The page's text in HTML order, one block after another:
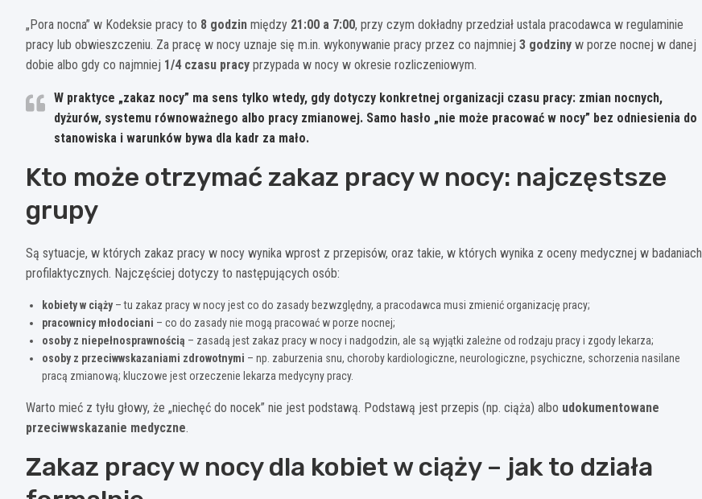
„Pora nocna” w Kodeksie pracy to 8 godzin między 21:00 a 7:00, przy czym dokładny przedział ustala pracodawca w regulaminie
pracy lub obwieszczeniu. Za pracę w nocy uznaje się m.in. wykonywanie pracy przez co najmniej 3 godziny w porze nocnej w danej
dobie albo gdy co najmniej 1/4 czasu pracy przypada w nocy w okresie rozliczeniowym.
W praktyce „zakaz nocy” ma sens tylko wtedy, gdy dotyczy konkretnej organizacji czasu pracy: zmian nocnych,
dyżurów, systemu równoważnego albo pracy zmianowej. Samo hasło „nie może pracować w nocy” bez odniesienia do
stanowiska i warunków bywa dla kadr za mało.
Kto może otrzymać zakaz pracy w nocy: najczęstsze
grupy
Są sytuacje, w których zakaz pracy w nocy wynika wprost z przepisów, oraz takie, w których wynika z oceny medycznej w badaniach
profilaktycznych. Najczęściej dotyczy to następujących osób:
kobiety w ciąży– tu zakaz pracy w nocy jest co do zasady bezwzględny, a pracodawca musi zmienić organizację pracy;
pracownicy młodociani – co do zasady nie mogą pracować w porze nocnej;
osoby z niepełnosprawnością – zasadą jest zakaz pracy w nocy i nadgodzin, ale są wyjątki zależne od rodzaju pracy i zgody lekarza;
osoby z przeciwwskazaniami zdrowotnymi – np. zaburzenia snu, choroby kardiologiczne, neurologiczne, psychiczne, schorzenia nasilane
pracą zmianową; kluczowe jest orzeczenie lekarza medycyny pracy.
Warto mieć z tyłu głowy, że „niechęć do nocek” nie jest podstawą. Podstawą jest przepis (np. ciąża) albo udokumentowane
przeciwwskazanie medyczne.
Zakaz pracy w nocy dla kobiet w ciąży – jak to działa